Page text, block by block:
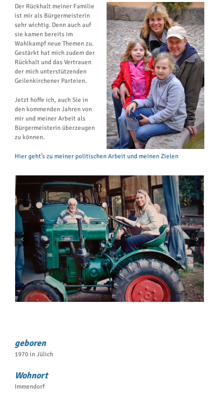
Der Rückhalt meiner Familie
ist mir als Bürgermeisterin
sehr wichtig. Denn auch auf
sie kamen bereits im
Wahlkampf neue Themen zu.
Gestärkt hat mich zudem der
Rückhalt und das Vertrauen
der mich unterstützenden
Geilenkirchener Parteien.
Jetzt hoffe ich, auch Sie in
den kommenden Jahren von
mir und meiner Arbeit als
Bürgermeisterin überzeugen
zu können.
Hier geht’s zu meiner politischen Arbeit und meinen Zielen
geboren
1970 in Jülich
Wohnort
Immendorf